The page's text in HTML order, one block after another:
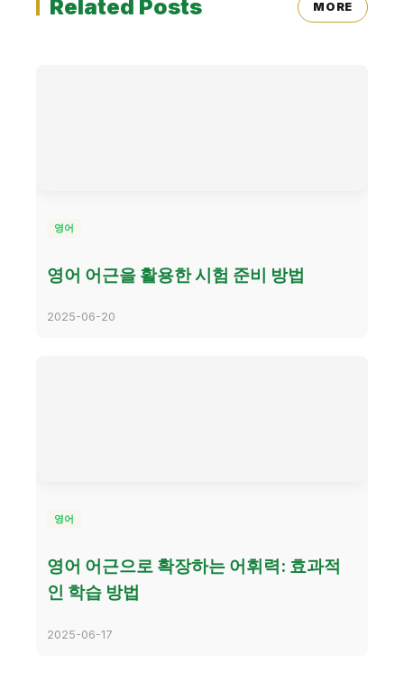
Related Posts MORE
영어
영어 어근을 활용한 시험 준비 방법
2025-06-20
영어
영어 어근으로 확장하는 어휘력: 효과적
인 학습 방법
2025-06-17